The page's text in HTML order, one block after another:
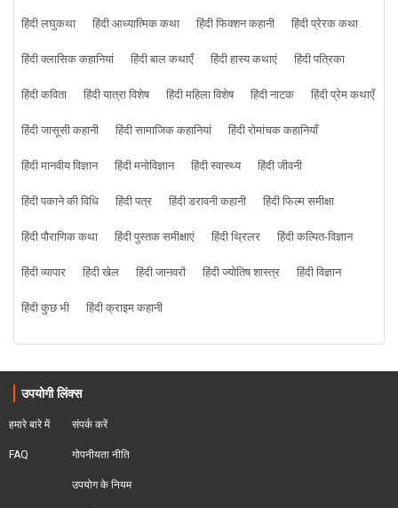
हिंदी लघुकथा हिंदी आध्यात्मिक कथा हिंदी फिक्शन कहानी
हिंदी प्रेरक कथा
हिंदी क्लासिक कहानियां
हिंदी बाल कथाएँ हिंदी हास्य कथाएं
हिंदी पत्रिका
हिंदी कविता
हिंदी यात्रा विशेष हिंदी महिला विशेष हिंदी नाटक
हिंदी प्रेम कथाएँ
हिंदी जासूसी कहानी
हिंदी सामाजिक कहानियां
हिंदी रोमांचक कहानियाँ
हिंदी मानवीय विज्ञान
हिंदी मनोविज्ञान हिंदी स्वास्थ्य
हिंदी जीवनी
हिंदी पकाने की विधि
हिंदी पत्र हिंदी डरावनी कहानी
हिंदी फिल्म समीक्षा
हिंदी पौराणिक कथा
हिंदी पुस्तक समीक्षाएं हिंदी थ्रिलर
हिंदी कल्पित-विज्ञान
हिंदी व्यापार
हिंदी खेल हिंदी जानवरों हिंदी ज्योतिष शास्त्र
हिंदी विज्ञान
हिंदी कुछ भी
हिंदी क्राइम कहानी
उपयोगी लिंक्स
हमारे बारे में
FAQ
संपर्क करें
गोपनीयता नीति
उपयोग के नियम